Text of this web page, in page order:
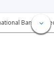
International